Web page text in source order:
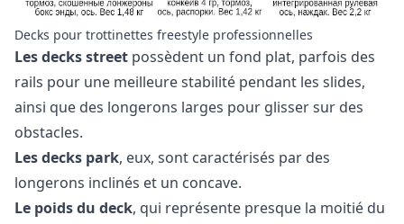
Decks pour trottinettes freestyle professionnelles
Les decks street possèdent un fond plat, parfois des
rails pour une meilleure stabilité pendant les slides,
ainsi que des longerons larges pour glisser sur des
obstacles.
Les decks park, eux, sont caractérisés par des
longerons inclinés et un concave.
Le poids du deck, qui représente presque la moitié du